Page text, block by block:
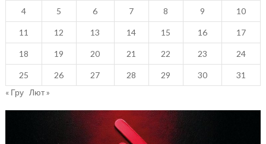
4 5 6 7 8 9 10
11 12 13 14 15 16 17
18 19 20 21 22 23 24
25 26 27 28 29 30
31
« Гру Лют »